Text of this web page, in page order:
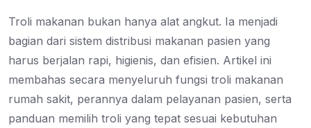
Troli makanan bukan hanya alat angkut. Ia menjadi
bagian dari sistem distribusi makanan pasien yang
harus berjalan rapi, higienis, dan efisien. Artikel ini
membahas secara menyeluruh fungsi troli makanan
rumah sakit, perannya dalam pelayanan pasien, serta
panduan memilih troli yang tepat sesuai kebutuhan